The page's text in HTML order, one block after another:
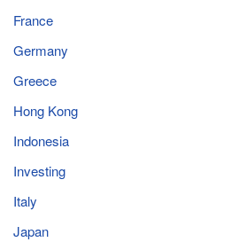
France
Germany
Greece
Hong Kong
Indonesia
Investing
Italy
Japan